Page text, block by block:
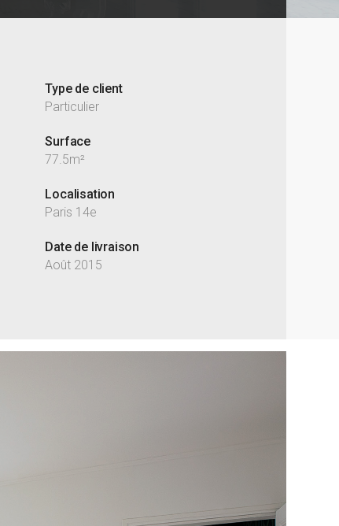
Type de client
Particulier
Surface
77.5m²
Localisation
Paris 14e
Date de livraison
Août 2015